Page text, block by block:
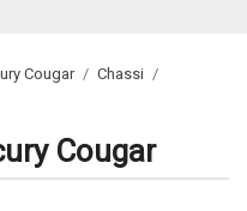
Cougar / Chassi /
Cougar